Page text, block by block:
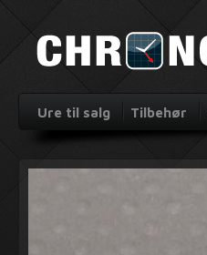
Ure til salg Tilbehør